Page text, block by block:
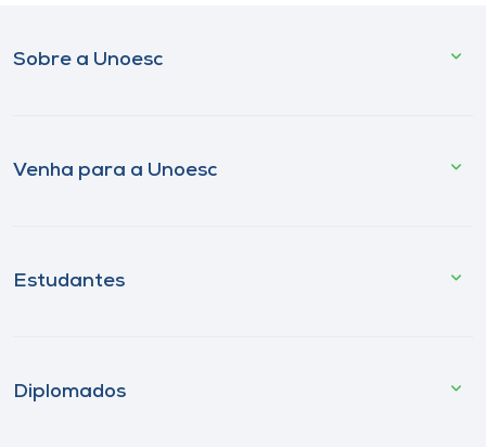
Sobre a Unoesc
Venha para a Unoesc
Estudantes
Diplomados